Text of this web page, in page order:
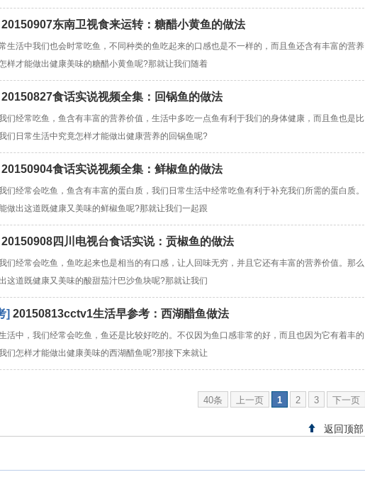
20150907东南卫视食来运转：糖醋小黄鱼的做法
生活中我们也会时常吃鱼，不同种类的鱼吃起来的口感也是不一样的，而且鱼还含有丰富的营养
样才能做出健康美味的糖醋小黄鱼呢?那就让我们随着
20150827食话实说视频全集：回锅鱼的做法
们经常吃鱼，鱼含有丰富的营养价值，生活中多吃一点鱼有利于我们的身体健康，而且鱼也是比
们日常生活中究竟怎样才能做出健康营养的回锅鱼呢?
20150904食话实说视频全集：鲜椒鱼的做法
们经常会吃鱼，鱼含有丰富的蛋白质，我们日常生活中经常吃鱼有利于补充我们所需的蛋白质。
做出这道既健康又美味的鲜椒鱼呢?那就让我们一起跟
20150908四川电视台食话实说：贡椒鱼的做法
们经常会吃鱼，鱼吃起来也是相当的有口感，让人回味无穷，并且它还有丰富的营养价值。那么
这道既健康又美味的酸甜茄汁巴沙鱼块呢?那就让我们
] 20150813cctv1生活早参考：西湖醋鱼做法
活中，我们经常会吃鱼，鱼还是比较好吃的。不仅因为鱼口感非常的好，而且也因为它有着丰的
们怎样才能做出健康美味的西湖醋鱼呢?那接下来就让
40条 上一页 1 2 3 下一页
返回顶部